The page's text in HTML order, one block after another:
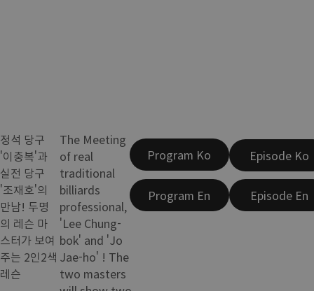
정석 당구
'이충복'과
실전 당구
'조재호'의
만남! 두명
의 레슨 마
스터가 보여
주는 2인2색
레슨
The Meeting
of real
traditional
billiards
professional,
'Lee Chung-
bok' and 'Jo
Jae-ho' ! The
two masters
Program Ko
Program En
Episode Ko
Episode En